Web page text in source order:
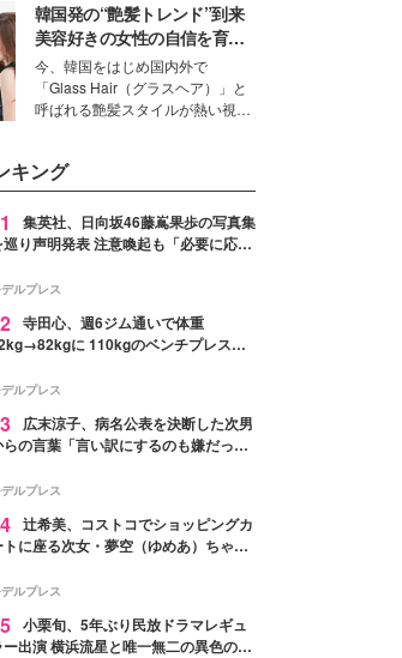
な美容の常識を大きく変える可能
性を秘めた、革新的な「Water
Capturing Skin（ウォーターキャ
プチャリングスキン：捕水肌）」
技術を、花王が構築した。
韓国発の“艶髪トレンド”到来
美容好きの女性の自信を育む
「ヘアケア事情」って？
今、韓国をはじめ国内外で
「Glass Hair（グラスヘア）」と
呼ばれる艶髪スタイルが熱い視線
して、“髪そのものの美しさ”に改
めて注目する人が増えている様
子。今回は、そんな憧れの艶やか
な髪を日常で叶える、美容好きの
ます。
キング
集英社、日向坂46藤嶌果歩の写真集
巡り声明発表 注意喚起も「必要に応じ
ルプレス
寺田心、週6ジム通いで体重
に 110kgのベンチプレス持
っこいい」と反響
ルプレス
広末涼子、病名公表を決断した次男
らの言葉「言い訳にするのも嫌だっ
ルプレス
辻希美、コストコでショッピングカ
トに座る次女・夢空（ゆめあ）ちゃん
「成長を感じる」の声
ルプレス
小栗旬、5年ぶり民放ドラマレギュ
ー出演 横浜流星と唯一無二の異色のバ